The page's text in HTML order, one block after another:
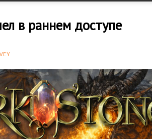
в раннем доступе